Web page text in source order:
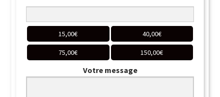
15,00€ 40,00€
75,00€ 150,00€
Votre message